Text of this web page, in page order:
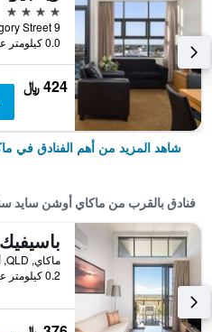
4 نجوم
0.0 كيلومتر عن وسط المدينة
424 ﷼
شاهد المزيد من أهم الفنادق في
فنادق بالقرب من ماكاي أوشن سايد
ماكاي, QLD, أستراليا
0.2 كيلومتر عن وسط المدينة